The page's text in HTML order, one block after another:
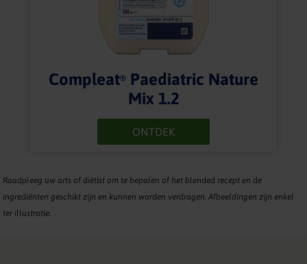
Compleat® Paediatric Nature
Mix 1.2
ONTDEK
Raadpleeg uw arts of diëtist om te bepalen of het blended recept en de
ingrediënten geschikt zijn en kunnen worden verdragen. Afbeeldingen zijn enkel
ter illustratie.